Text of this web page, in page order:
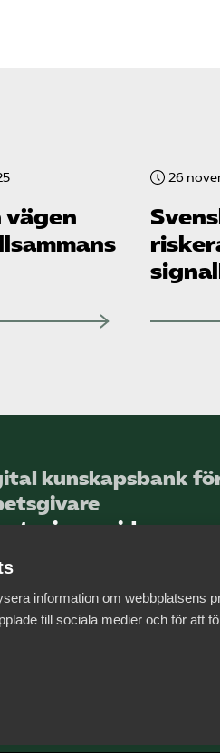
26
kunskapsbank
in
information om webbplatsens
till sociala medier och för att